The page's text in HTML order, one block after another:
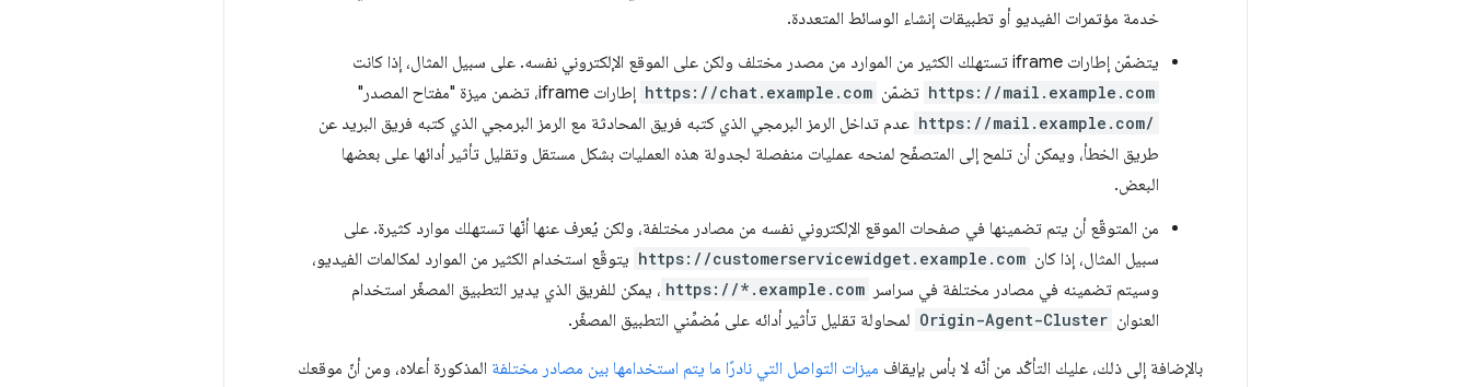
خدمة مؤتمرات الفيديو أو تطبيقات إنشاء الوسائط المتعددة.
يتضمّن إطارات iframe تستهلك الكثير من الموارد من مصدر مختلف ولكن على الموقع الإلكتروني نفسه. على سبيل المثال، إذا كانت
https://mail.example.com تضمّن https://chat.example.com إطارات iframe، تضمن ميزة "مفتاح المصدر"
https://mail.example.com/ عدم تداخل الرمز البرمجي الذي كتبه فريق المحادثة مع الرمز البرمجي الذي كتبه فريق البريد عن
طريق الخطأ، ويمكن أن تلمح إلى المتصفّح لمنحه عمليات منفصلة لجدولة هذه العمليات بشكل مستقل وتقليل تأثير أدائها على بعضها
البعض.
من المتوقّع أن يتم تضمينها في صفحات الموقع الإلكتروني نفسه من مصادر مختلفة، ولكن يُعرف عنها أنّها تستهلك موارد كثيرة. على
سبيل المثال، إذا كان https://customerservicewidget.example.com يتوقّع استخدام الكثير من الموارد لمكالمات الفيديو،
وسيتم تضمينه في مصادر مختلفة في سراسر https://*.example.com ، يمكن للفريق الذي يدير التطبيق المصغّر استخدام
العنوان Origin-Agent-Cluster لمحاولة تقليل تأثير أدائه على مُضمِّني التطبيق المصغّر.
بالإضافة إلى ذلك، عليك التأكّد من أنّه لا بأس بإيقاف ميزات التواصل التي نادرًا ما يتم استخدامها بين مصادر مختلفة المذكورة أعلاه، ومن أنّ موقعك